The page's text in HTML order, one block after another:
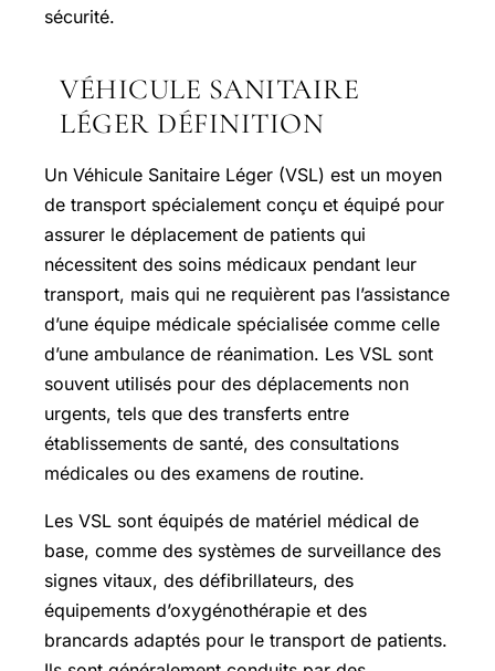
sécurité.
VÉHICULE SANITAIRE
LÉGER DÉFINITION
Un Véhicule Sanitaire Léger (VSL) est un moyen
de transport spécialement conçu et équipé pour
assurer le déplacement de patients qui
nécessitent des soins médicaux pendant leur
transport, mais qui ne requièrent pas l’assistance
d’une équipe médicale spécialisée comme celle
d’une ambulance de réanimation. Les VSL sont
souvent utilisés pour des déplacements non
urgents, tels que des transferts entre
établissements de santé, des consultations
médicales ou des examens de routine.
Les VSL sont équipés de matériel médical de
base, comme des systèmes de surveillance des
signes vitaux, des défibrillateurs, des
équipements d’oxygénothérapie et des
brancards adaptés pour le transport de patients.